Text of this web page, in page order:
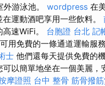
游泳池。 wordpress 在
運動酒吧享用一些飲料。
速WiFi。 台胞證 台北 記
用免費的一條通道運輸服
士 他們還每天提供免費的機
以簡單地坐在一個美麗，
摩證照 台中 整骨 筋骨撥